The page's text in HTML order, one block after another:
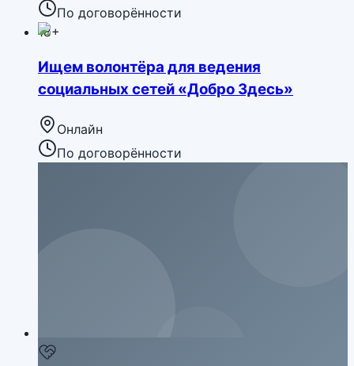
По договорённости
18+
Ищем волонтёра для ведения
социальных сетей «Добро Здесь»
Онлайн
По договорённости